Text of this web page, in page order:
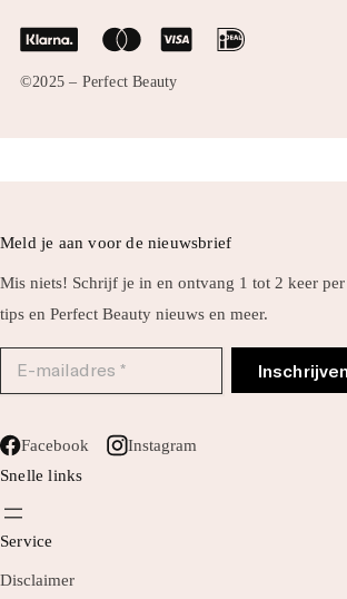
8531WD Lemmer
©2025 – Perfect Beauty
Meld je aan voor de nieuwsbrief
Mis niets! Schrijf je in en ontvang 1 tot 2 keer
tips en Perfect Beauty nieuws en meer.
Facebook
Instagram
Snelle links
Service
Disclaimer